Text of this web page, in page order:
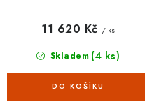
Skladem (4 ks)
11 620 Kč / ks